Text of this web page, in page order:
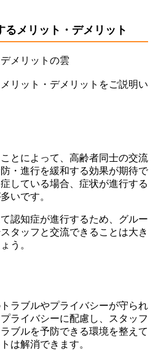
るメリット・デメリット
リット・デメリットをご説明い
とによって、高齢者同士の交流
・進行を緩和する効果が期待で
している場合、症状が進行する
いです。
認知症が進行するため、グルー
タッフと交流できることは大き
う。
ラブルやプライバシーが守られ
ライバシーに配慮し、スタッフ
ブルを予防できる環境を整えて
は解消できます。